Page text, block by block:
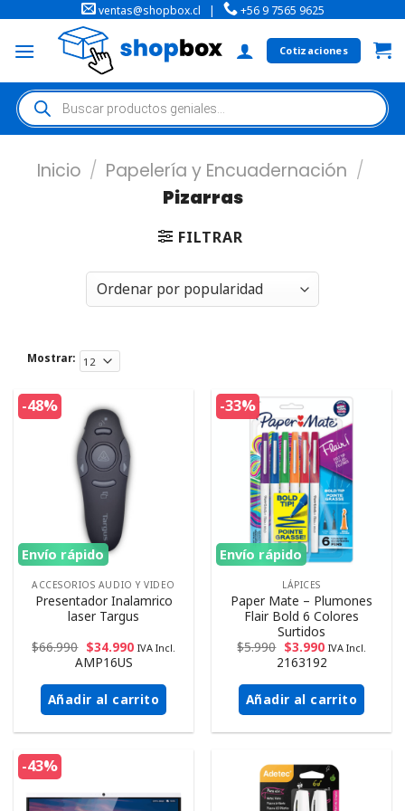
ventas@shopbox.cl | +56 9 7565 9625
Cotizaciones
Inicio / Papelería y Encuadernación /
Pizarras
FILTRAR
Mostrar:
-48%
Envío rápido
ACCESORIOS AUDIO Y VIDEO
Presentador Inalamrico
laser Targus
$66.990 $34.990 IVA Incl.
AMP16US
Añadir al carrito
-33%
Envío rápido
LÁPICES
Paper Mate – Plumones
Flair Bold 6 Colores
Surtidos
$5.990 $3.990 IVA Incl.
2163192
Añadir al carrito
-43%